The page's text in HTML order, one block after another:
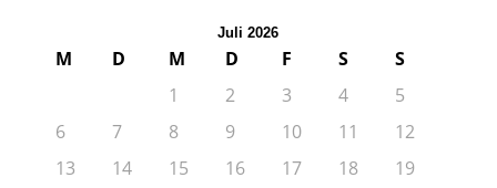
Juli 2026
M D M D F S
S
1
2 3 4
5
6
7 8 9 10 11
12
13
14 15 16 17 18
19